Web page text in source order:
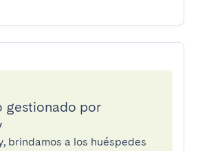
gestionado por
brindamos a los huéspedes